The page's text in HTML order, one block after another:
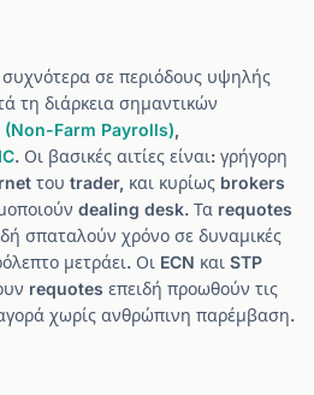
σε περιόδους υψηλής
τη διάρκεια σημαντικών
(Non-Farm Payrolls),
. Οι βασικές αιτίες είναι: γρήγορη
του trader, και κυρίως brokers
dealing desk. Τα requotes
σπαταλούν χρόνο σε δυναμικές
μετράει. Οι ECN και STP
requotes επειδή προωθούν τις
χωρίς ανθρώπινη παρέμβαση.